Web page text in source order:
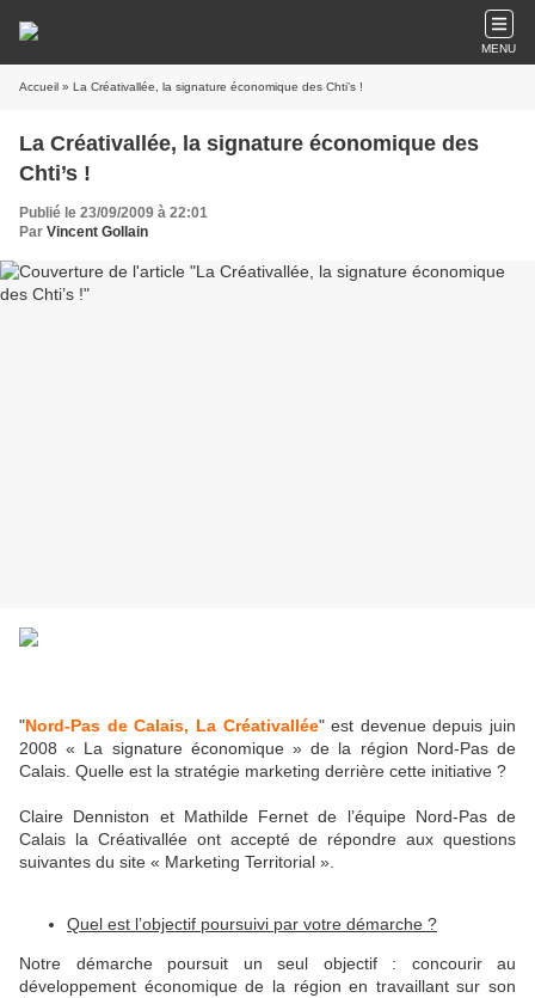
MENU
Accueil » La Créativallée, la signature économique des Chti’s !
La Créativallée, la signature économique des
Chti’s !
Publié le 23/09/2009 à 22:01
Par Vincent Gollain
"Nord-Pas de Calais, La Créativallée" est devenue depuis juin
2008 « La signature économique » de la région Nord-Pas de
Calais. Quelle est la stratégie marketing derrière cette initiative ?
Claire Denniston et Mathilde Fernet de l’équipe Nord-Pas de
Calais la Créativallée ont accepté de répondre aux questions
suivantes du site « Marketing Territorial ».
Quel est l’objectif poursuivi par votre démarche ?
Notre démarche poursuit un seul objectif : concourir au
développement économique de la région en travaillant sur son